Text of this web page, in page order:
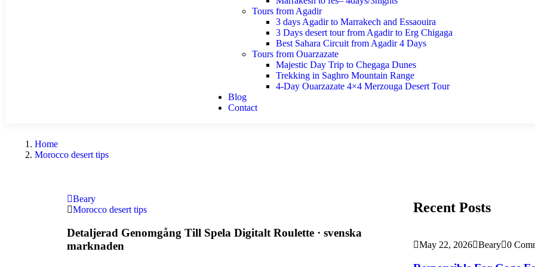
Tours from Agadir
3 days Agadir to Marrakech and Essaouira
3 Days desert tour from Agadir to Erg Chigaga
Best Sahara Circuit from Agadir 4 Days
Tours from Ouarzazate
Majestic Day Trip to Chegaga Dunes
Trekking in Saghro Mountain Range
4-Day Ouarzazate 4×4 Merzouga Desert Tour
Blog
Contact
Home
Morocco desert tips
Beary
Morocco desert tips
Detaljerad Genomgång Till Spela Digitalt Roulette · svenska
marknaden
Recent Posts
May 22, 2026 Beary 0